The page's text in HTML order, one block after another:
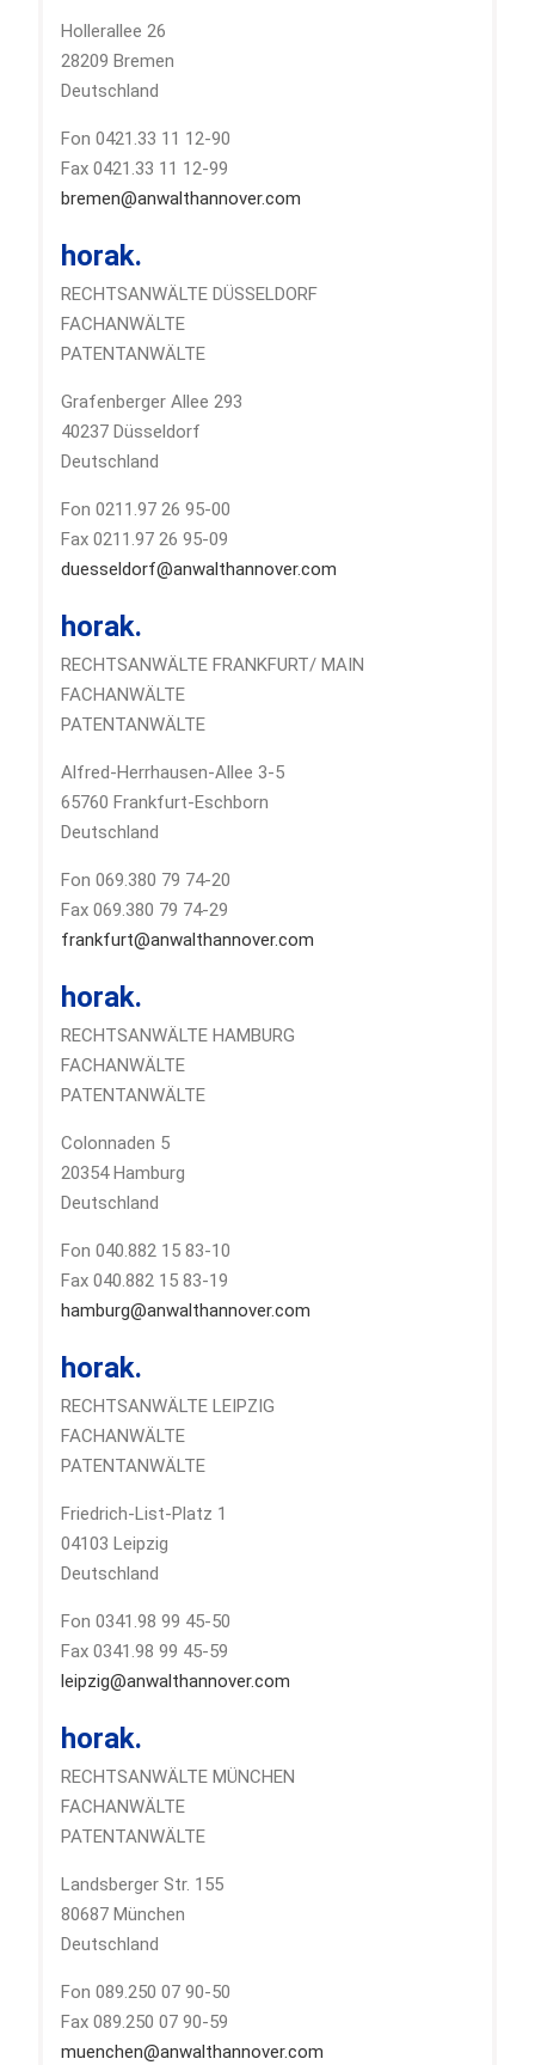
Hollerallee 26
28209 Bremen
Deutschland
Fon 0421.33 11 12-90
Fax 0421.33 11 12-99
bremen@anwalthannover.com
horak.
RECHTSANWÄLTE DÜSSELDORF
FACHANWÄLTE
PATENTANWÄLTE
Grafenberger Allee 293
40237 Düsseldorf
Deutschland
Fon 0211.97 26 95-00
Fax 0211.97 26 95-09
duesseldorf@anwalthannover.com
horak.
RECHTSANWÄLTE FRANKFURT/ MAIN
FACHANWÄLTE
PATENTANWÄLTE
Alfred-Herrhausen-Allee 3-5
65760 Frankfurt-Eschborn
Deutschland
Fon 069.380 79 74-20
Fax 069.380 79 74-29
frankfurt@anwalthannover.com
horak.
RECHTSANWÄLTE HAMBURG
FACHANWÄLTE
PATENTANWÄLTE
Colonnaden 5
20354 Hamburg
Deutschland
Fon 040.882 15 83-10
Fax 040.882 15 83-19
hamburg@anwalthannover.com
horak.
RECHTSANWÄLTE LEIPZIG
FACHANWÄLTE
PATENTANWÄLTE
Friedrich-List-Platz 1
04103 Leipzig
Deutschland
Fon 0341.98 99 45-50
Fax 0341.98 99 45-59
leipzig@anwalthannover.com
horak.
RECHTSANWÄLTE MÜNCHEN
FACHANWÄLTE
PATENTANWÄLTE
Landsberger Str. 155
80687 München
Deutschland
Fon 089.250 07 90-50
Fax 089.250 07 90-59
muenchen@anwalthannover.com